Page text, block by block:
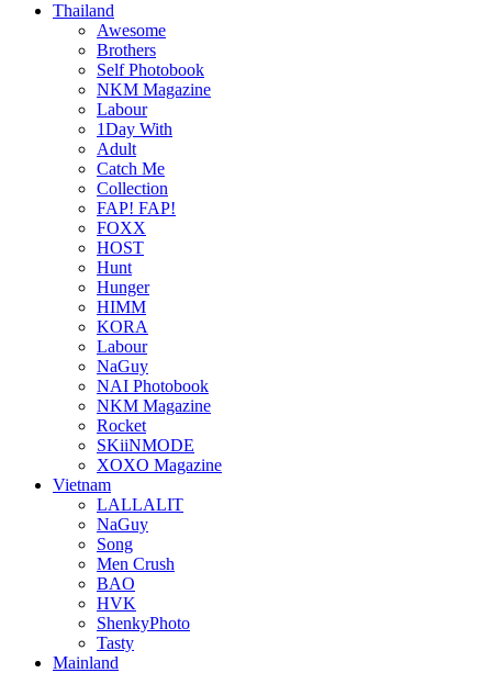
Thailand
Awesome
Brothers
Self Photobook
NKM Magazine
Labour
1Day With
Adult
Catch Me
Collection
FAP! FAP!
FOXX
HOST
Hunt
Hunger
HIMM
KORA
Labour
NaGuy
NAI Photobook
NKM Magazine
Rocket
SKiiNMODE
XOXO Magazine
Vietnam
LALLALIT
NaGuy
Song
Men Crush
BAO
HVK
ShenkyPhoto
Tasty
Mainland